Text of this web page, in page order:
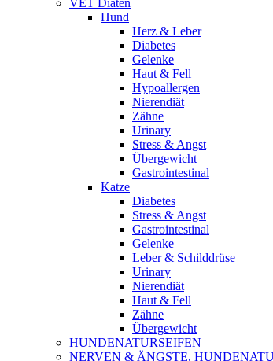
VET Diäten
Hund
Herz & Leber
Diabetes
Gelenke
Haut & Fell
Hypoallergen
Nierendiät
Zähne
Urinary
Stress & Angst
Übergewicht
Gastrointestinal
Katze
Diabetes
Stress & Angst
Gastrointestinal
Gelenke
Leber & Schilddrüse
Urinary
Nierendiät
Haut & Fell
Zähne
Übergewicht
HUNDENATURSEIFEN
NERVEN & ÄNGSTE,